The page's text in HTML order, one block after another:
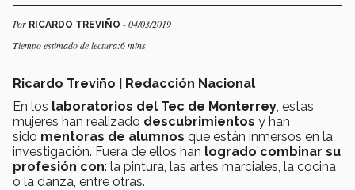
Por RICARDO TREVIÑO - 04/03/2019
Tiempo estimado de lectura:6 mins
Ricardo Treviño | Redacción Nacional
En los laboratorios del Tec de Monterrey , estas
mujeres han realizado descubrimientos y han
sido mentoras de alumnos que están inmersos en la
investigación. Fuera de ellos han logrado combinar su
profesión con: la pintura, las artes marciales, la cocina
o la danza, entre otras.